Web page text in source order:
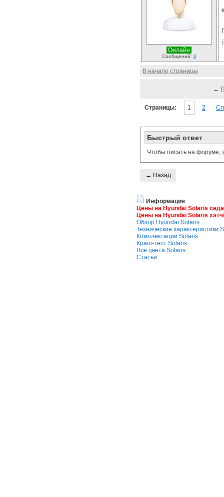
Онлайн
Сообщений: 0
В начало страницы
←
Страницы: 1 2
Быстрый ответ
Чтобы писать на форуме,
← Назад
Информация
Цены на Hyundai Solaris
Цены на Hyundai Solaris
Обзор Hyundai Solaris
Технические характеристики
Комплектации Solaris
Краш-тест Solaris
Все цвета Solaris
Статьи